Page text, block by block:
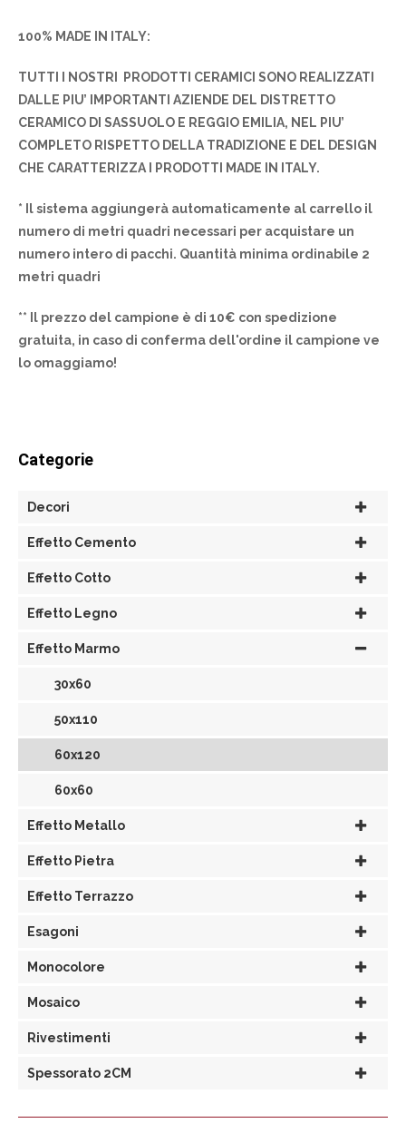
100% MADE IN ITALY:
TUTTI I NOSTRI PRODOTTI CERAMICI SONO REALIZZATI
DALLE PIU’ IMPORTANTI AZIENDE DEL DISTRETTO
CERAMICO DI SASSUOLO E REGGIO EMILIA, NEL PIU’
COMPLETO RISPETTO DELLA TRADIZIONE E DEL DESIGN
CHE CARATTERIZZA I PRODOTTI MADE IN ITALY.
* Il sistema aggiungerà automaticamente al carrello il
numero di metri quadri necessari per acquistare un
numero intero di pacchi. Quantità minima ordinabile 2
metri quadri
** Il prezzo del campione è di 10€ con spedizione
gratuita, in caso di conferma dell'ordine il campione ve
lo omaggiamo!
Categorie
Decori
Effetto Cemento
Effetto Cotto
Effetto Legno
Effetto Marmo
30x60
50x110
60x120
60x60
Effetto Metallo
Effetto Pietra
Effetto Terrazzo
Esagoni
Monocolore
Mosaico
Rivestimenti
Spessorato 2CM